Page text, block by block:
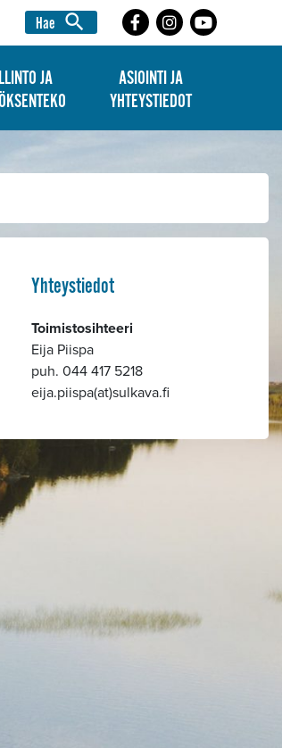
Hae search
JA
ASIOINTI JA
YHTEYSTIEDOT
Yhteystiedot
Toimistosihteeri
Eija Piispa
puh. 044 417 5218
eija.piispa(at)sulkava.fi